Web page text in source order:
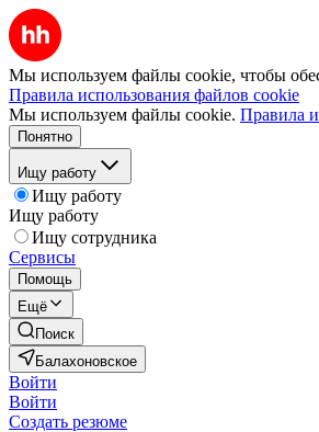
Мы используем файлы cookie, чтобы
Правила использования файлов cookie
Мы используем файлы cookie. Правила
Понятно
Ищу работу
Ищу работу
Ищу работу
Ищу сотрудника
Сервисы
Помощь
Ещё
Поиск
Балахоновское
Войти
Войти
Создать резюме